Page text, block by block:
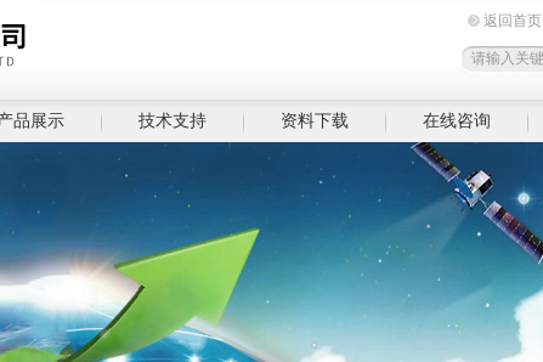
返回首页
品展示 技术支持 资料下载 在线咨询